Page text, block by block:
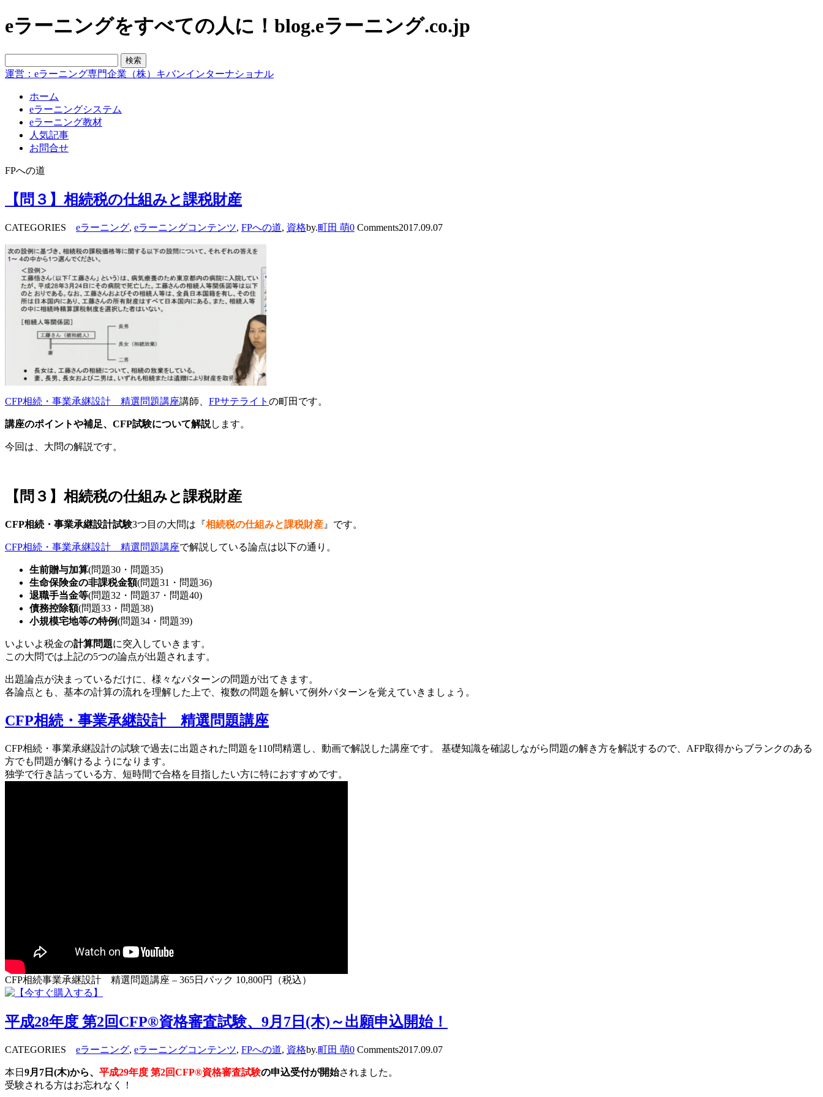
eラーニングをすべての人に！blog.eラーニング.co.jp
運営：eラーニング専門企業（株）キバンインターナショナル
ホーム
eラーニングシステム
eラーニング教材
人気記事
お問合せ
FPへの道
【問３】相続税の仕組みと課税財産
CATEGORIES eラーニング, eラーニングコンテンツ, FPへの道, 資格by.町田 萌0 Comments2017.09.07
CFP相続・事業承継設計 精選問題講座講師、 FPサテライト の町田です。
講座のポイントや補足、CFP試験について解説します。
今回は、大問の解説です。
【問３】相続税の仕組みと課税財産
CFP相続・事業承継設計試験3つ目の大問は『相続税の仕組みと課税財産 』です。
CFP相続・事業承継設計 精選問題講座で解説している論点は以下の通り。
生前贈与加算(問題30・問題35)
生命保険金の非課税金額(問題31・問題36)
退職手当金等(問題32・問題37・問題40)
債務控除額(問題33・問題38)
小規模宅地等の特例(問題34・問題39)
いよいよ税金の計算問題に突入していきます。
この大問では上記の5つの論点が出題されます。
出題論点が決まっているだけに、様々なパターンの問題が出てきます。
各論点とも、基本の計算の流れを理解した上で、複数の問題を解いて例外パターンを覚えていきましょう。
CFP相続・事業承継設計 精選問題講座
CFP相続・事業承継設計の試験で過去に出題された問題を110問精選し、動画で解説した講座です。 基礎知識を確認しながら問題の解き方を解説するので、AFP取得からブランクのある
方でも問題が解けるようになります。
独学で行き詰っている方、短時間で合格を目指したい方に特におすすめです。
CFP相続事業承継設計 精選問題講座 – 365日パック 10,800円（税込）
平成28年度 第2回CFP®資格審査試験、9月7日(木)～出願申込開始！
CATEGORIES eラーニング, eラーニングコンテンツ, FPへの道, 資格by.町田 萌0 Comments2017.09.07
本日 9月7日(木)から、 平成29年度 第2回CFP®資格審査試験の申込受付が開始されました。
受験される方はお忘れなく！